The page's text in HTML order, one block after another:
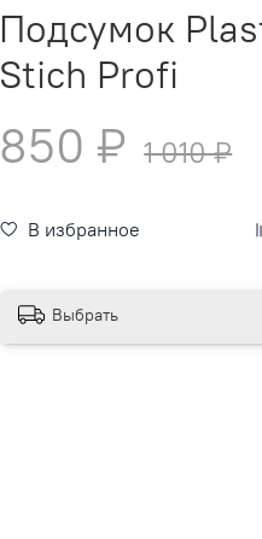
Подсумок
Stich Profi
850 ₽ 1 010 ₽
В избранное
Выбрать